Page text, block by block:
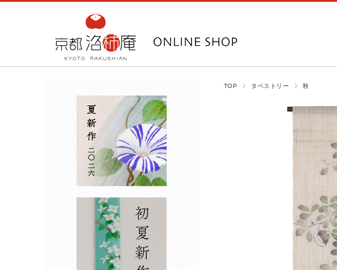
TOP タペストリー 秋